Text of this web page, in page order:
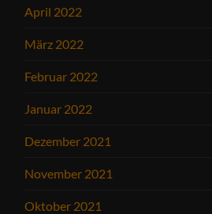
April 2022
März 2022
Februar 2022
Januar 2022
Dezember 2021
November 2021
Oktober 2021